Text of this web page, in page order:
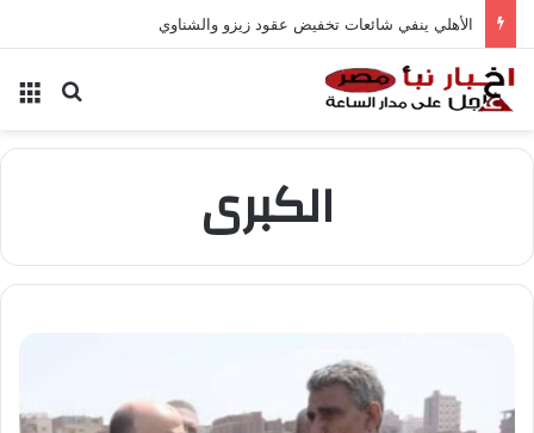
الأهلي ينفي شائعات تخفيض عقود زيزو والشناوي
بحث
الكبرى